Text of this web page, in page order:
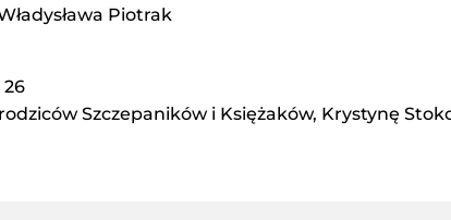
Piotrak
26
Szczepaników i Księżaków, Krystynę